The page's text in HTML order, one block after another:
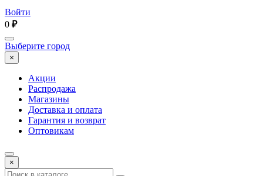
Войти
0 ₽
Выберите город
×
Акции
Распродажа
Магазины
Доставка и оплата
Гарантия и возврат
Оптовикам
×